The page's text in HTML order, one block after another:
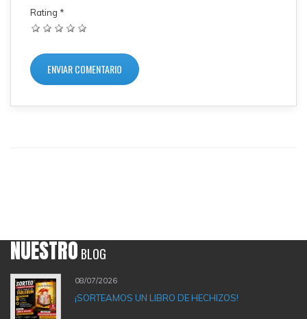
Rating *
NUESTROBLOG
08/07/2026
¡SORTEAMOS UN LIBRO DE HECHIZOS!